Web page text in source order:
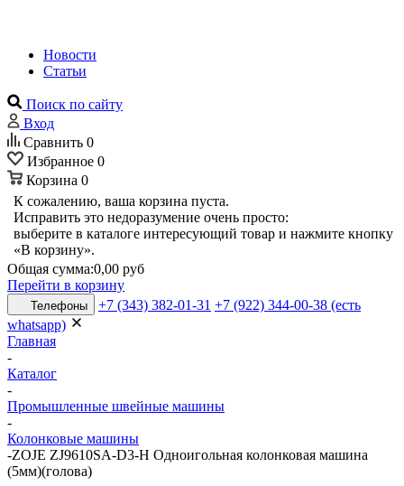
Новости
Статьи
Поиск по сайту
Вход
Сравнить 0
Избранное 0
Корзина 0
К сожалению, ваша корзина пуста.
Исправить это недоразумение очень просто:
выберите в каталоге интересующий товар и нажмите кнопку
«В корзину».
Общая сумма:0,00 руб
Перейти в корзину
Телефоны +7 (343) 382-01-31 +7 (922) 344-00-38 (есть
whatsapp)
Главная
-
Каталог
-
Промышленные швейные машины
-
Колонковые машины
-ZOJE ZJ9610SA-D3-H Одноигольная колонковая машина
(5мм)(голова)